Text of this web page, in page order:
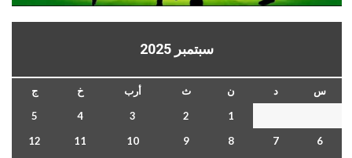
سبتمبر 2025
س د ن ث أرب خ
ج
1
2
3
4
5
6
7
8
9
10
11
12